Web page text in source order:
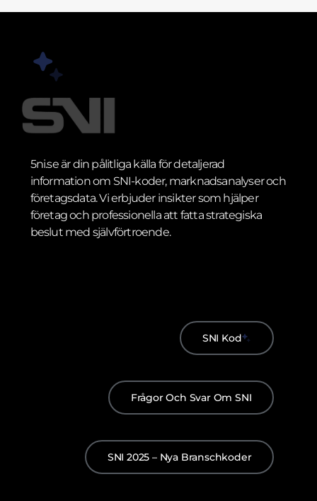
5ni.se är din pålitliga källa för detaljerad
information om SNI-koder, marknadsanalyser och
företagsdata. Vi erbjuder insikter som hjälper
företag och professionella att fatta strategiska
beslut med självförtroende.
SNI Kod
Frågor Och Svar Om SNI
SNI 2025 – Nya Branschkoder